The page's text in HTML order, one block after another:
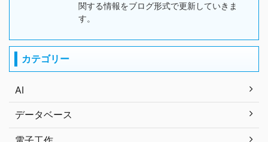
関する情報をブログ形式で更新していきま
す。
カテゴリー
AI
データベース